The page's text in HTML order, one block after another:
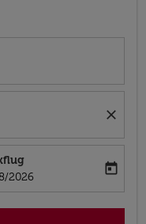
close
return-date-aria-label
2026
today